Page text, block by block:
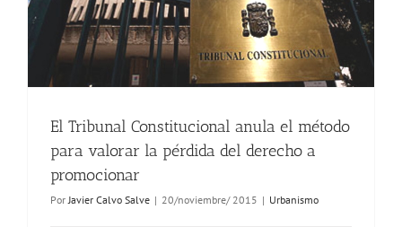
El Tribunal Constitucional anula el método
para valorar la pérdida del derecho a
promocionar
PorJavier Calvo Salve | 20/noviembre/ 2015 | Urbanismo